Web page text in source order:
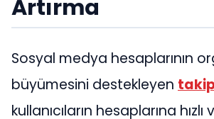
Artırma
Sosyal medya hesaplarının
büyümesini destekleyen
kullanıcıların hesaplarına